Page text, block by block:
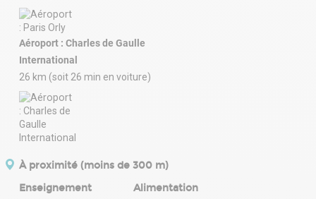
Aéroport : Charles de Gaulle
International
26 km (soit 26 min en voiture)
À proximité (moins de 300 m)
Enseignement
Alimentation